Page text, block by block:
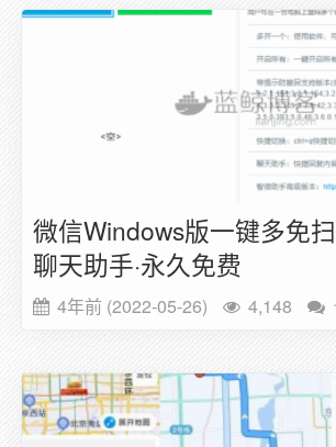
微信Windows版一键多免扫
聊天助手·永久免费
4年前 (2022-05-26) 4,148